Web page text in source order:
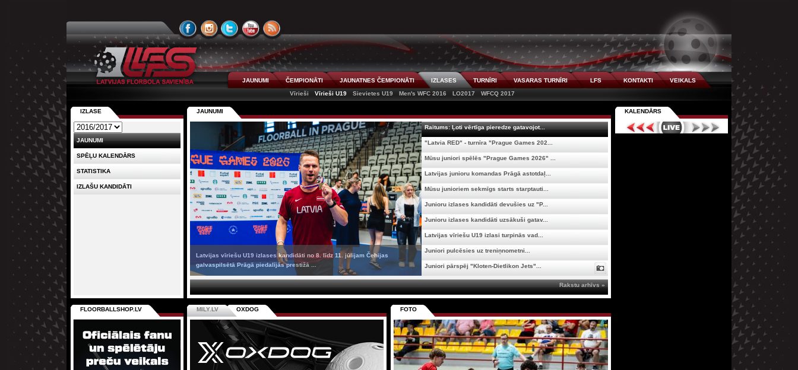
JAUNUMI ČEMPIONĀTI JAUNATNES ČEMPIONĀTI IZLASES TURNĪRI VASARAS TURNĪRI LFS KONTAKTI
VEIKALS
Vīrieši
Vīrieši U19 Sievietes U19 Men's WFC 2016 LO2017 WFCQ 2017
JAUNUMI
Latvijas vīriešu U19 izlases kandidāti no 8. līdz 11. jūlijam Čehijas
galvaspilsētā Prāgā piedalījās prestižā ...
Raitums: Ļoti vērtīga pieredze gatavojot...
"Latvia RED" - turnīra "Prague Games 202...
Mūsu juniori spēlēs "Prague Games 2026" ...
Latvijas junioru komandas Prāgā astotdaļ...
Mūsu junioriem sekmīgs starts starptauti...
Junioru izlases kandidāti devušies uz "P...
Junioru izlases kandidāti uzsākuši gatav...
Latvijas vīriešu U19 izlasi turpinās vad...
Juniori pulcēsies uz treniņnometni...
Juniori pārspēj "Kloten-Dietlikon Jets"...
Rakstu arhīvs »
MILY.LV OXDOG FOTO
IZLASE
JAUNUMI
SPĒĻU KALENDĀRS
STATISTIKA
IZLAŠU KANDIDĀTI
FLOORBALLSHOP.LV
KALENDĀRS